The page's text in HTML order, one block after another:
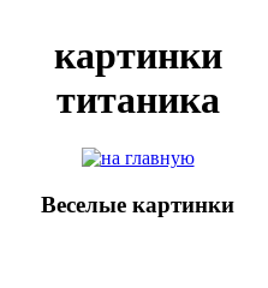
картинки
титаника
Веселые картинки